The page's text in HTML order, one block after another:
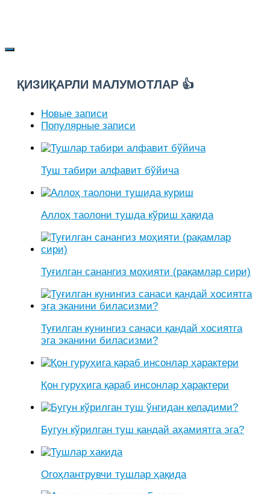
ҚИЗИҚАРЛИ МАЛУМОТЛАР 👍
Новые записи
Популярные записи
Туш табири алфавит бўйича
Аллоҳ таолони тушда кўриш ҳақида
Туғилган санангиз моҳияти (рақамлар сири)
Туғилган кунингиз санаси қандай хосиятга
эга эканини биласизми?
Қон гуруҳига қараб инсонлар ҳарактери
Бугун кўрилган туш қандай аҳамиятга эга?
Огоҳлантрувчи тушлар ҳақида